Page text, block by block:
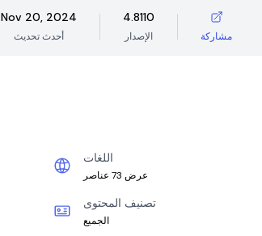
Nov 20, 2024
أحدث تحديث
4.8110
الإصدار مشاركة
اللغات
عرض 73 عناصر
تصنيف المحتوى
الجميع